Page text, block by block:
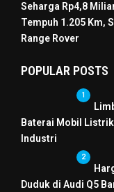
Seharga Rp4,8
Tempuh 1.205 Km,
Range Rover
POPULAR POSTS
1
Baterai Mobil
Industri
2
Duduk di Audi Q5